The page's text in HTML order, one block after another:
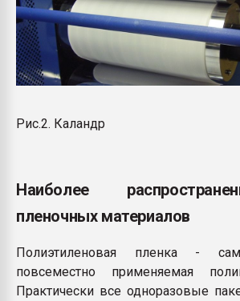
Рис.2. Каландр
Наиболее
пленочных материалов
Полиэтиленовая пленка -
повсеместно применяемая
Практически все одноразовые